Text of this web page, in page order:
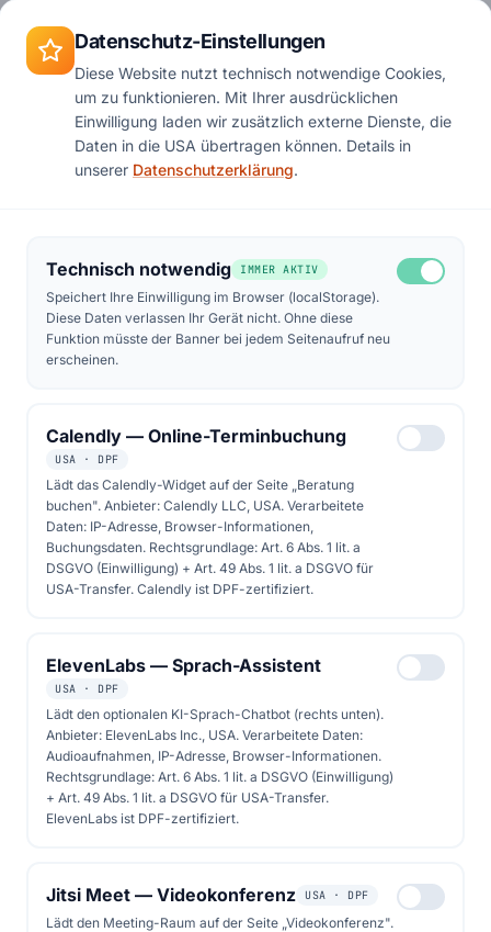
Zum Hauptinhalt springen
FESTPREISE · 0 % MWST · INKL. MONTAGE
Kosten.
Sechs vorgeplante Solar-Lösungen vom
Jahr Versicherung — alles drin. Bei
transparente Aufmaß-Kalkulation.
Beratung buchen
Datenschutz-Einstellungen
Diese Website nutzt technisch notwendige Cookies,
um zu funktionieren. Mit Ihrer ausdrücklichen
Einwilligung laden wir zusätzlich externe Dienste, die
Daten in die USA übertragen können. Details in
unserer Datenschutzerklärung.
Technisch notwendig IMMER AKTIV
Speichert Ihre Einwilligung im Browser (localStorage).
Diese Daten verlassen Ihr Gerät nicht. Ohne diese
Funktion müsste der Banner bei jedem Seitenaufruf neu
erscheinen.
Calendly — Online-Terminbuchung
USA · DPF
Lädt das Calendly-Widget auf der Seite „Beratung
buchen". Anbieter: Calendly LLC, USA. Verarbeitete
Daten: IP-Adresse, Browser-Informationen,
Buchungsdaten. Rechtsgrundlage: Art. 6 Abs. 1 lit. a
DSGVO (Einwilligung) + Art. 49 Abs. 1 lit. a DSGVO für
USA-Transfer. Calendly ist DPF-zertifiziert.
ElevenLabs — Sprach-Assistent
USA · DPF
Lädt den optionalen KI-Sprach-Chatbot (rechts unten).
Anbieter: ElevenLabs Inc., USA. Verarbeitete Daten:
Audioaufnahmen, IP-Adresse, Browser-Informationen.
Rechtsgrundlage: Art. 6 Abs. 1 lit. a DSGVO (Einwilligung)
+ Art. 49 Abs. 1 lit. a DSGVO für USA-Transfer.
ElevenLabs ist DPF-zertifiziert.
Jitsi Meet — Videokonferenz USA · DPF
Lädt den Meeting-Raum auf der Seite „Videokonferenz".